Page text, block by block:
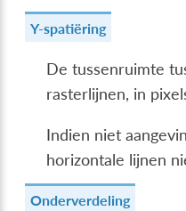
Y-spatiëring
De tussenruimte
rasterlijnen, in
Indien niet
horizontale lijnen
Onderverdeling